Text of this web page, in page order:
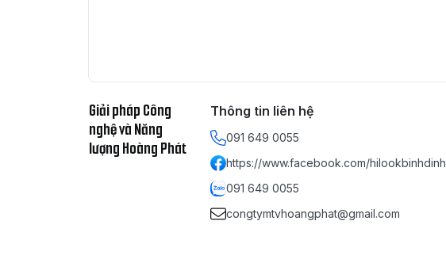
Giải pháp Công
nghệ và Năng
lượng Hoàng Phát
Thông tin liên hệ
091 649 0055
https://www.facebook.com/hilookbinhdinh
091 649 0055
congtymtvhoangphat@gmail.com